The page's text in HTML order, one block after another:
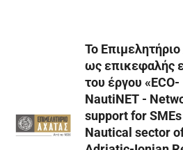
Το
ως επικεφαλής
του έργου «ECO-
NautiNET -
support for
Nautical sector